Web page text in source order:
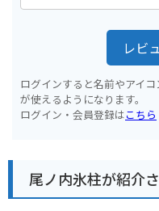
レビ
ログインすると名前やアイ
が使えるようになります。
ログイン・会員登録はこちら
尾ノ内氷柱が紹介